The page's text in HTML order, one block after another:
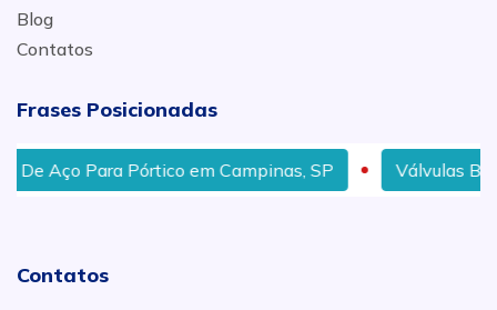
Blog
Contatos
Frases Posicionadas
Para Pórtico em Campinas, SP Válvulas
Contatos